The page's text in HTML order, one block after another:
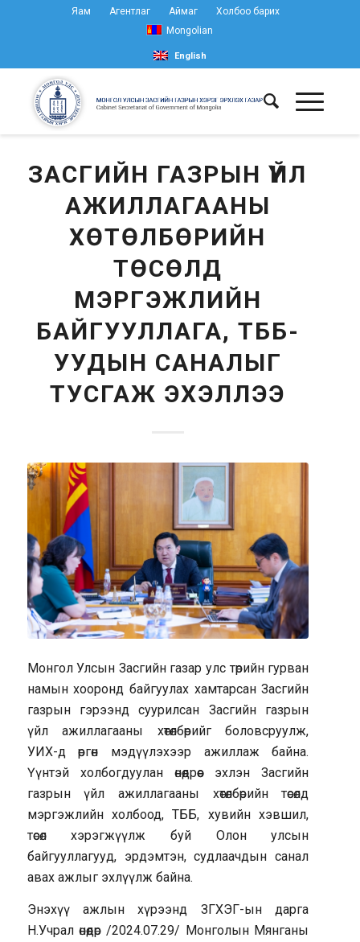
Яам Агентлаг Аймаг
Холбоо барих
Mongolian
English
ЗАСГИЙН ГАЗРЫН ҮЙЛ
АЖИЛЛАГААНЫ
ХӨТӨЛБӨРИЙН
ТӨСӨЛД
МЭРГЭЖЛИЙН
БАЙГУУЛЛАГА, ТББ-
УУДЫН САНАЛЫГ
ТУСГАЖ ЭХЭЛЛЭЭ
Монгол Улсын Засгийн газар улс төрийн гурван
намын хооронд байгуулах хамтарсан Засгийн
газрын гэрээнд суурилсан Засгийн газрын
үйл ажиллагааны хөтөлбөрийг боловсруулж,
УИХ-д өргөн мэдүүлэхээр ажиллаж байна.
Үүнтэй холбогдуулан өнөөдрөөс эхлэн Засгийн
газрын үйл ажиллагааны хөтөлбөрийн төсөлд
мэргэжлийн холбоод, ТББ, хувийн хэвшил,
төсөл хэрэгжүүлж буй Олон улсын
байгууллагууд, эрдэмтэн, судлаачдын санал
авах ажлыг эхлүүлж байна.
Энэхүү ажлын хүрээнд ЗГХЭГ-ын дарга
Н.Учрал өнөөдөр /2024.07.29/ Монголын Мянганы